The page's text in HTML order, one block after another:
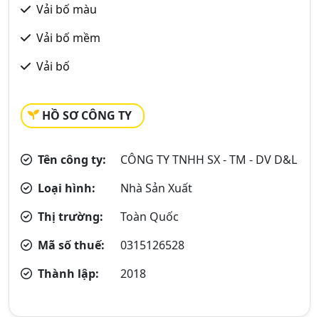
Vải bố màu
Vải bố mềm
Vải bố
HỒ SƠ CÔNG TY
Tên công ty:
CÔNG TY TNHH SX - TM - DV D&L
Loại hình:
Nhà Sản Xuất
Thị trường:
Toàn Quốc
Mã số thuế:
0315126528
Thành lập:
2018